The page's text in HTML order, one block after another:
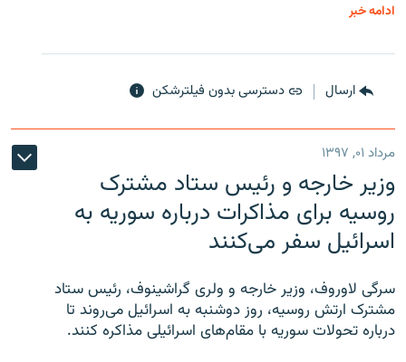
ادامه خبر
ارسال دسترسی بدون فیلترشکن
مرداد ۰۱, ۱۳۹۷
وزیر خارجه و رئیس‌ ستاد مشترک
روسیه برای مذاکرات درباره سوریه به
اسرائیل سفر می‌کنند
سرگی لاوروف، وزیر خارجه و ولری گراشینوف، رئیس ستاد
مشترک ارتش روسیه، روز دوشنبه به اسرائیل می‌روند تا
درباره تحولات سوریه با مقام‌های اسرائیلی مذاکره کنند.